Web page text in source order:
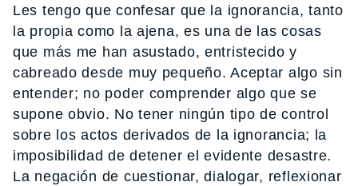
Les tengo que confesar que la ignorancia, tanto
la propia como la ajena, es una de las cosas
que más me han asustado, entristecido y
cabreado desde muy pequeño. Aceptar algo sin
entender; no poder comprender algo que se
supone obvio. No tener ningún tipo de control
sobre los actos derivados de la ignorancia; la
imposibilidad de detener el evidente desastre.
La negación de cuestionar, dialogar, reflexionar